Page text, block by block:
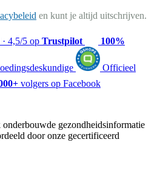
en kunt je altijd uitschrijven.
· 4,5/5 op Trustpilot 100%
Officieel
volgers op Facebook
gezondheidsinformatie
door onze gecertificeerd